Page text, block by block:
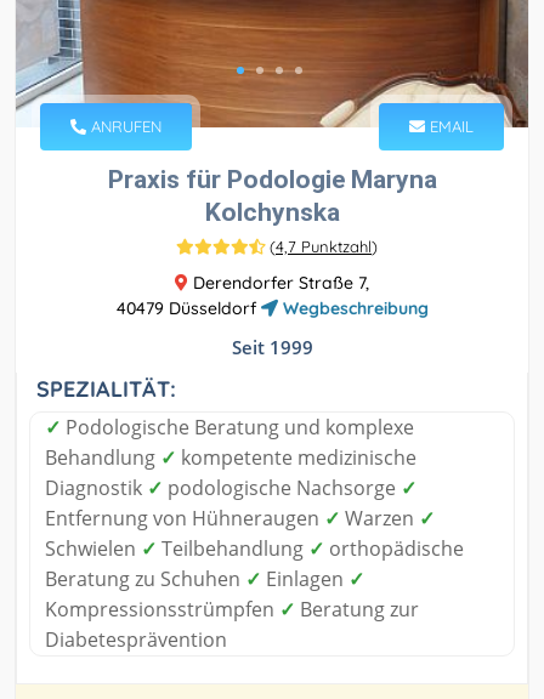
ANRUFEN EMAIL
Praxis für Podologie Maryna
Kolchynska
(4,7 Punktzahl)
Derendorfer Straße 7,
40479 Düsseldorf
Wegbeschreibung
Seit 1999
SPEZIALITÄT:
✓ Podologische Beratung und komplexe
Behandlung ✓ kompetente medizinische
Diagnostik ✓ podologische Nachsorge ✓
Entfernung von Hühneraugen ✓ Warzen ✓
Schwielen ✓ Teilbehandlung ✓ orthopädische
Beratung zu Schuhen ✓ Einlagen ✓
Kompressionsstrümpfen ✓ Beratung zur
Diabetesprävention